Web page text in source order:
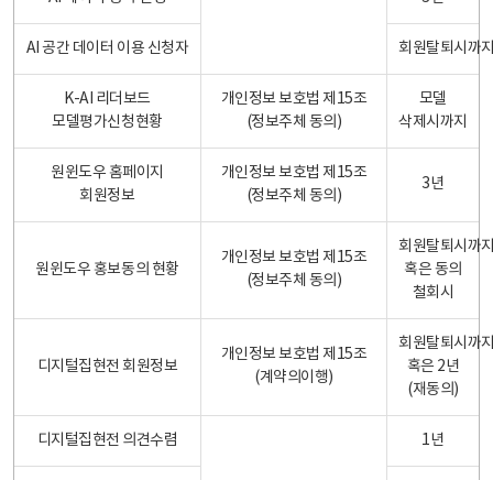
AI 공간 데이터 이용 신청자 회원탈퇴시까
K-AI 리더보드
모델평가신청현황
개인정보 보호법 제15조
(정보주체 동의)
모델
삭제시까지
원윈도우 홈페이지
회원정보
개인정보 보호법 제15조
(정보주체 동의)
3년
원윈도우 홍보동의 현황
개인정보 보호법 제15조
(정보주체 동의)
회원탈퇴시까
혹은 동의
철회시
디지털집현전 회원정보
개인정보 보호법 제15조
(계약의이행)
회원탈퇴시까
혹은 2년
(재동의)
디지털집현전 의견수렴 1년